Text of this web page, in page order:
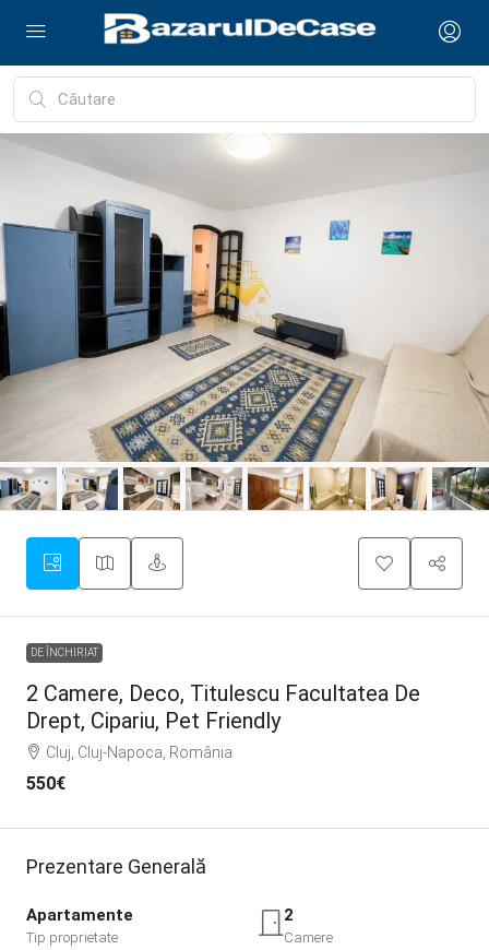
DE ÎNCHIRIAT
2 Camere, Deco, Titulescu Facultatea De
Drept, Cipariu, Pet Friendly
Cluj, Cluj-Napoca, România
550€
Prezentare Generală
Apartamente
Tip proprietate
2
Camere